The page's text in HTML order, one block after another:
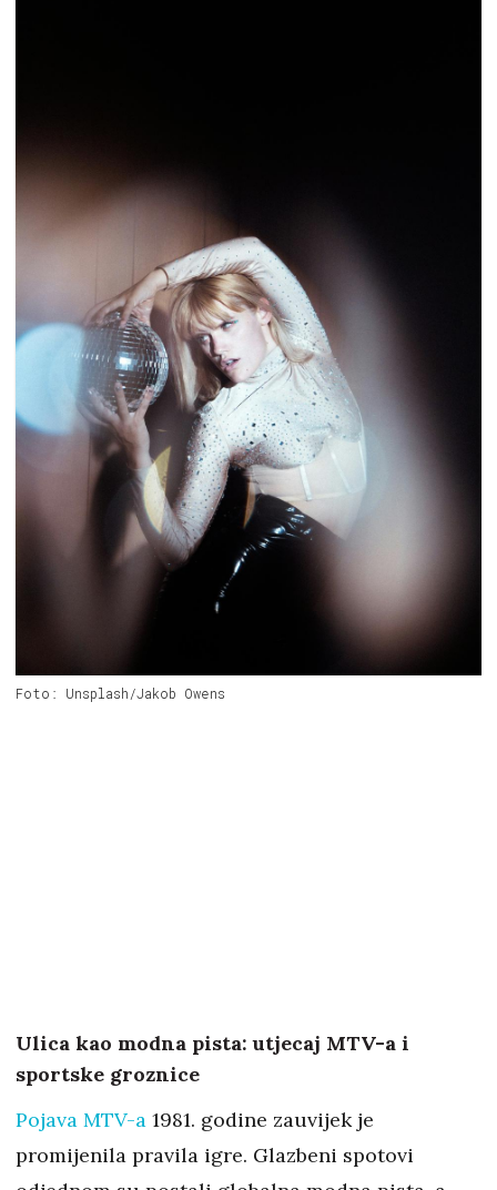
Foto: Unsplash/Jakob Owens
Ulica kao modna pista: utjecaj MTV-a i
sportske groznice
Pojava MTV-a 1981. godine zauvijek je
promijenila pravila igre. Glazbeni spotovi